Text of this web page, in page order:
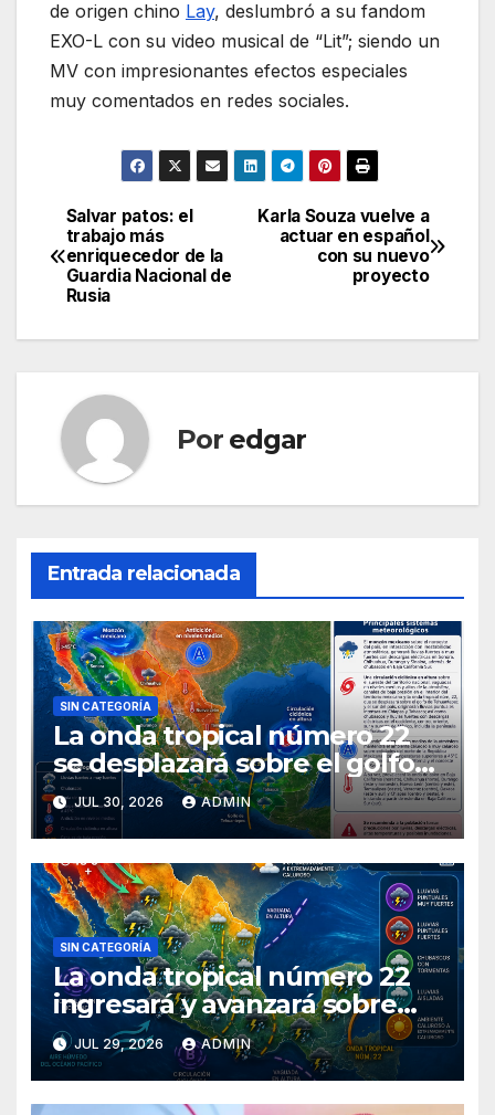
de origen chino Lay, deslumbró a su fandom
EXO-L con su video musical de “Lit”; siendo un
MV con impresionantes efectos especiales
muy comentados en redes sociales.
Navegación
de
Karla Souza vuelve a
actuar en español
con su nuevo
proyecto
Salvar patos: el
trabajo más
enriquecedor de la
Guardia Nacional de
Rusia
Por edgar
Entrada relacionada
SIN CATEGORÍA
La onda tropical número 22
se desplazará sobre el golfo
de Tehuantepec y el sur del
país
JUL 30, 2026 ADMIN
SIN CATEGORÍA
La onda tropical número 22
ingresará y avanzará sobre
México
JUL 29, 2026 ADMIN